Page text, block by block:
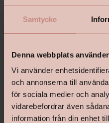
Samtycke
Denna webbplats
Vi använder
och annonserna till
för sociala medier och
vidarebefordrar även
information från din enhet
shop@happyhomes.se